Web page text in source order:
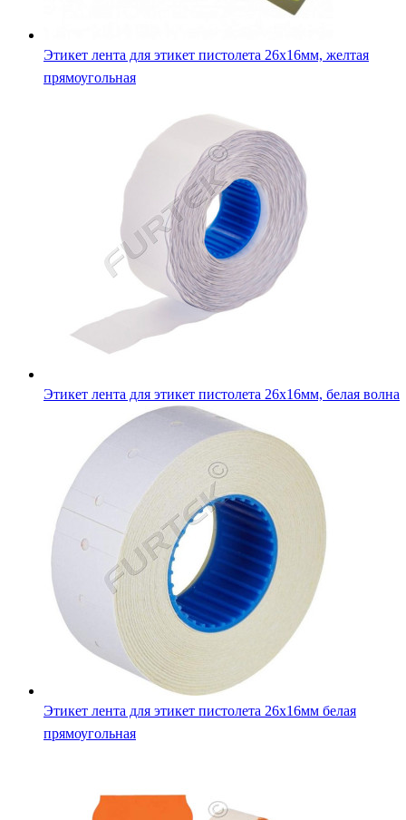
Этикет лента для этикет пистолета 26х16мм, желтая
прямоугольная
Этикет лента для этикет пистолета 26х16мм, белая волна
Этикет лента для этикет пистолета 26х16мм белая
прямоугольная